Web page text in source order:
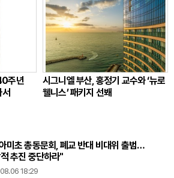
주년
시그니엘 부산, 홍정기 교수와 ‘뉴로
웰니스’ 패키지 선봬
미초 총동문회, 폐교 반대 비대위 출범…
추진 중단하라"
18:29